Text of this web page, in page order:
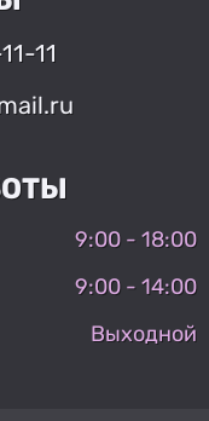
11
9:00 - 18:00
9:00 - 14:00
Выходной